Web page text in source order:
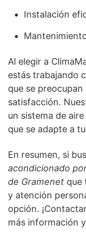
Instalación
Al elegir a
estás trabajando
que se
satisfacción.
un sistema de
que se adapte a
En resumen, si
acondicionado
de Gramenet que
y atención
opción.
más información